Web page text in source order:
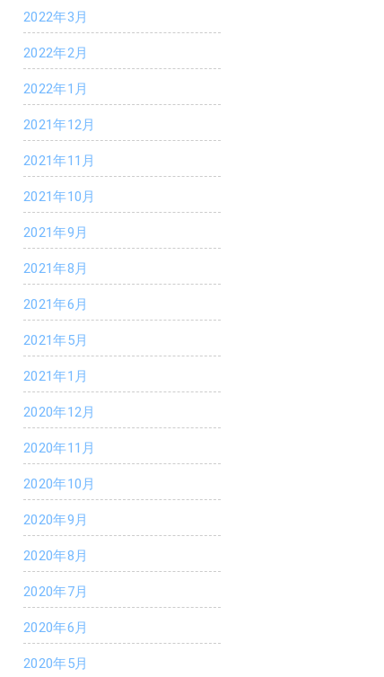
2022年3月
2022年2月
2022年1月
2021年12月
2021年11月
2021年10月
2021年9月
2021年8月
2021年6月
2021年5月
2021年1月
2020年12月
2020年11月
2020年10月
2020年9月
2020年8月
2020年7月
2020年6月
2020年5月